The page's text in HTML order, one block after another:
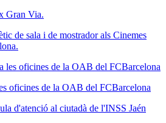
de sala i de mostrador als Cinemes
oficines de la OAB del FCBarcelona